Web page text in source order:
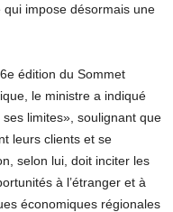
impose désormais une
édition du Sommet
le ministre a indiqué
limites», soulignant que
leurs clients et se
selon lui, doit inciter les
à l’étranger et à
économiques régionales